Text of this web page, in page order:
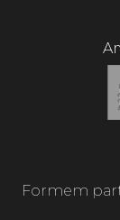
Formem